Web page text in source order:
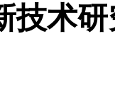
技术